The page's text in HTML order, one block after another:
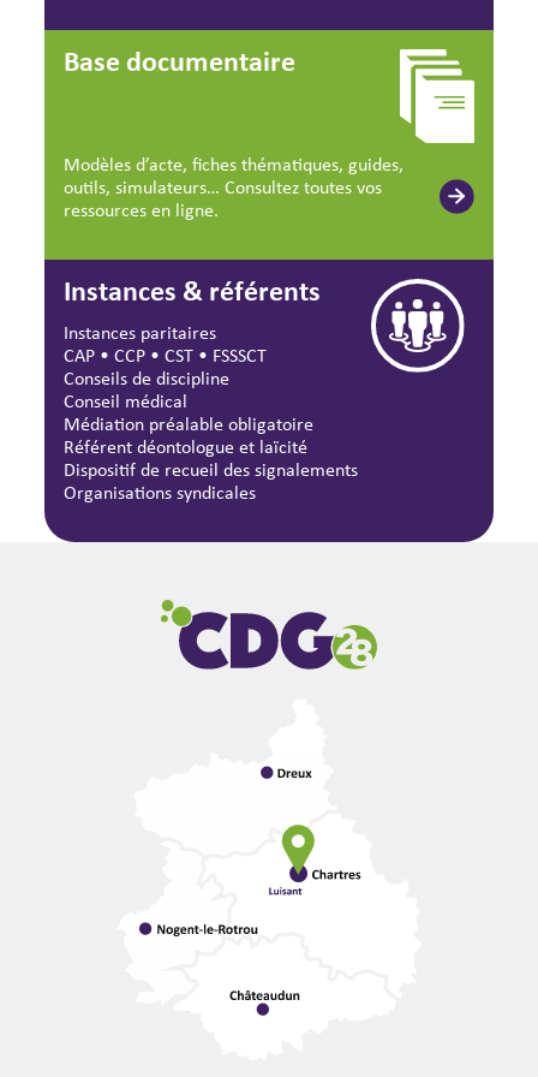
Base documentaire
Modèles d’acte, fiches thématiques, guides,
outils, simulateurs… Consultez toutes vos
ressources en ligne.
Instances & référents
Instances paritaires
CAP •CCP •CST • FSSSCT
Conseils de discipline
Conseil médical
Médiation préalable obligatoire
Référent déontologue et laïcité
Dispositif de recueil des signalements
Organisations syndicales